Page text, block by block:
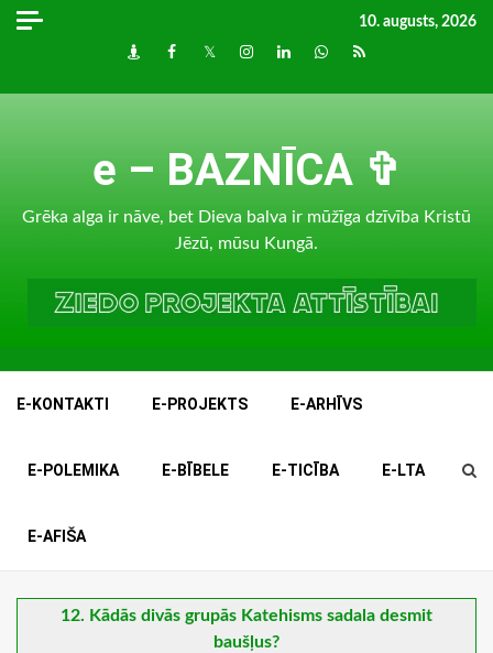
Skip
10. augusts, 2026
DraugiemFacebook
TwitterInstagram
LinkedInwhatsapp
RSS
e – BAZNĪCA ✞
Grēka alga ir nāve, bet Dieva balva ir mūžīga dzīvība Kristū
Jēzū, mūsu Kungā.
E-KONTAKTI E-PROJEKTS E-ARHĪVS
E-POLEMIKA E-BĪBELE E-TICĪBA E-LTA
E-AFIŠA
12. Kādās divās grupās Katehisms sadala desmit
baušļus?